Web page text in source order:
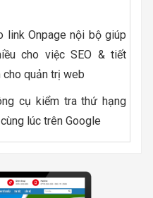
link Onpage nội bộ giúp
cho việc SEO & tiết
quản trị web
cụ kiểm tra thứ hạng
lúc trên Google